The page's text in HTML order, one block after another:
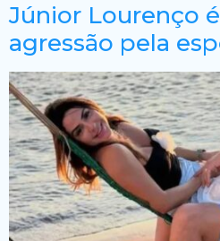
Júnior Lourenço
agressão pela